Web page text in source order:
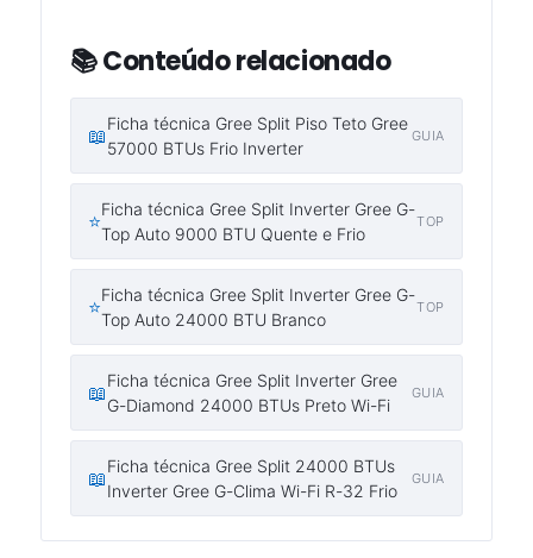
📚 Conteúdo relacionado
📖
Ficha técnica Gree Split Piso Teto Gree
57000 BTUs Frio Inverter
GUIA
⭐
Ficha técnica Gree Split Inverter Gree G-
Top Auto 9000 BTU Quente e Frio
TOP
⭐
Ficha técnica Gree Split Inverter Gree G-
Top Auto 24000 BTU Branco
TOP
📖
Ficha técnica Gree Split Inverter Gree
G-Diamond 24000 BTUs Preto Wi-Fi
GUIA
📖
Ficha técnica Gree Split 24000 BTUs
Inverter Gree G-Clima Wi-Fi R-32 Frio
GUIA